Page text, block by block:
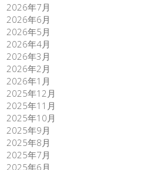
2026年7月
2026年6月
2026年5月
2026年4月
2026年3月
2026年2月
2026年1月
2025年12月
2025年11月
2025年10月
2025年9月
2025年8月
2025年7月
2025年6月